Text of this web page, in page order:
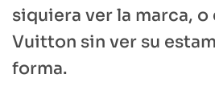
siquiera ver la marca, o
Vuitton sin ver su
forma.